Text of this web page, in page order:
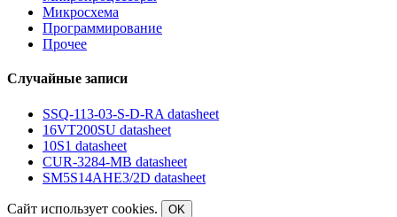
Микросхема
Программирование
Прочее
Случайные записи
SSQ-113-03-S-D-RA datasheet
16VT200SU datasheet
10S1 datasheet
CUR-3284-MB datasheet
SM5S14AHE3/2D datasheet
Сайт использует cookies.
OK